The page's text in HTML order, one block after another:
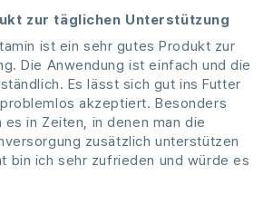
zur täglichen Unterstützung
ist ein sehr gutes Produkt zur
Die Anwendung ist einfach und die
Es lässt sich gut ins Futter
akzeptiert. Besonders
in Zeiten, in denen man die
zusätzlich unterstützen
bin ich sehr zufrieden und würde es